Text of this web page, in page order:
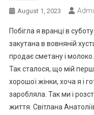
August 1, 2023
Побігла я вранці в
закутана в вовняній
продає сметану і молоко.
Так сталося, що мій
хорошої жінки, хоча я і
заробляла. Так ми і
життя. Світлана